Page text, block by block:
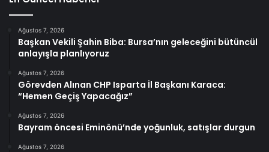
Ağustos 7, 2026
Başkan Vekili Şahin Biba: Bursa’nın geleceğini bütüncül
anlayışla planlıyoruz
Ağustos 7, 2026
Görevden Alınan CHP Isparta İl Başkanı Karaca:
“Hemen Geçiş Yapacağız”
Ağustos 7, 2026
Bayram öncesi Eminönü’nde yoğunluk, satışlar durgun
Ağustos 7, 2026